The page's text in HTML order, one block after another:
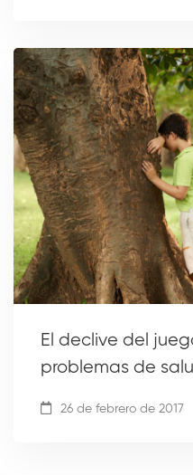
El declive del
problemas de
26 de febrero de 2017